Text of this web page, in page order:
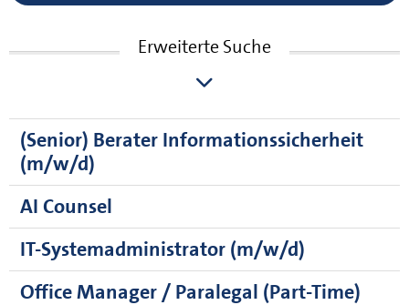
Erweiterte Suche
(Senior) Berater Informationssicherheit
(m/w/d)
AI Counsel
IT-Systemadministrator (m/w/d)
Office Manager / Paralegal (Part-Time)